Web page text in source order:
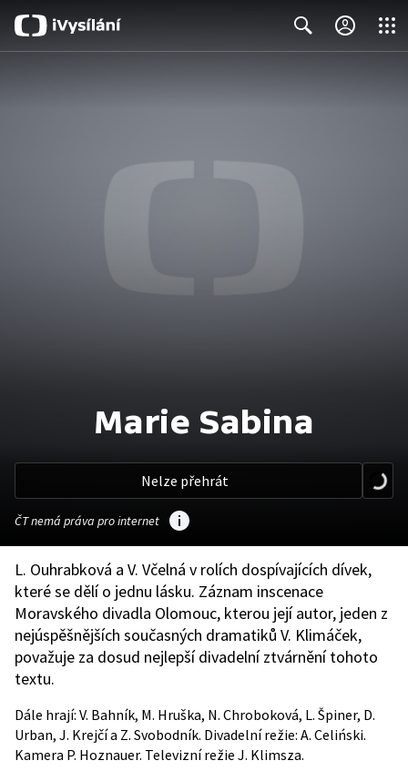
Marie Sabina
Nelze přehrát
ČT nemá práva pro internet
L. Ouhrabková a V. Včelná v rolích dospívajících dívek,
které se dělí o jednu lásku. Záznam inscenace
Moravského divadla Olomouc, kterou její autor, jeden z
nejúspěšnějších současných dramatiků V. Klimáček,
považuje za dosud nejlepší divadelní ztvárnění tohoto
textu.
Dále hrají: V. Bahník, M. Hruška, N. Chroboková, L. Špiner, D.
Urban, J. Krejčí a Z. Svobodník. Divadelní režie: A. Celiński.
Kamera P. Hoznauer. Televizní režie J. Klimsza.